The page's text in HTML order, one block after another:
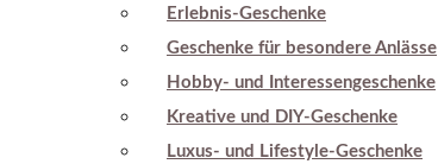
Erlebnis-Geschenke
Geschenke für besondere Anlässe
Hobby- und Interessengeschenke
Kreative und DIY-Geschenke
Luxus- und Lifestyle-Geschenke